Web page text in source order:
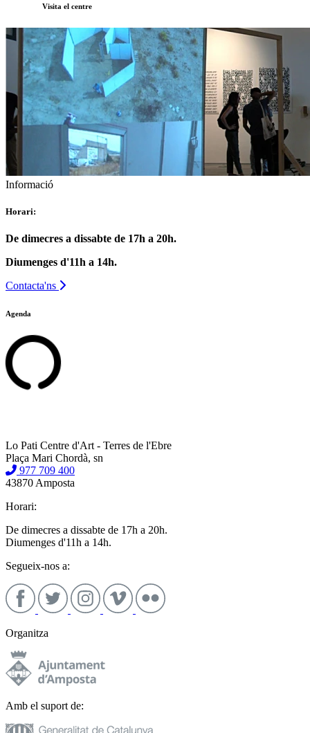
Visita el centre
Informació
Horari:
De dimecres a dissabte de 17h a 20h.
Diumenges d'11h a 14h.
Contacta'ns
Agenda
Lo Pati Centre d'Art - Terres de l'Ebre
Plaça Mari Chordà, sn
977 709 400
43870 Amposta
Horari:
De dimecres a dissabte de 17h a 20h.
Diumenges d'11h a 14h.
Segueix-nos a:
Organitza
Amb el suport de: